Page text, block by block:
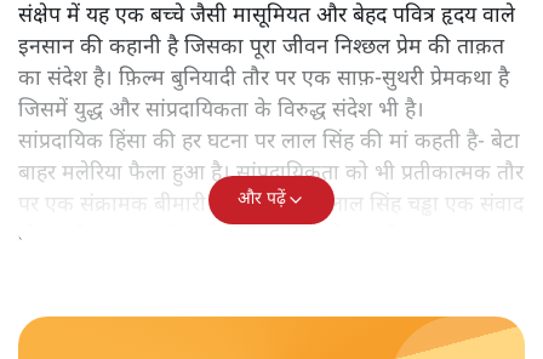
संक्षेप में यह एक बच्चे जैसी मासूमियत और बेहद पवित्र हृदय वाले
इनसान की कहानी है जिसका पूरा जीवन निश्छल प्रेम की ताक़त
का संदेश है। फ़िल्म बुनियादी तौर पर एक साफ़-सुथरी प्रेमकथा है
जिसमें युद्ध और सांप्रदायिकता के विरुद्ध संदेश भी है।
सांप्रदायिक हिंसा की हर घटना पर लाल सिंह की मां कहती है- बेटा
बाहर मलेरिया फैला हुआ है। सांप्रदायिकता को भी प्रतीकात्मक तौर
पर एक संक्रामक बीमारी बताया गया है। लाल सिंह चड्ढा एक संवाद
बोलता है - मजहब से कदी कदी मलेरिया फैलता है।
और पढ़ें